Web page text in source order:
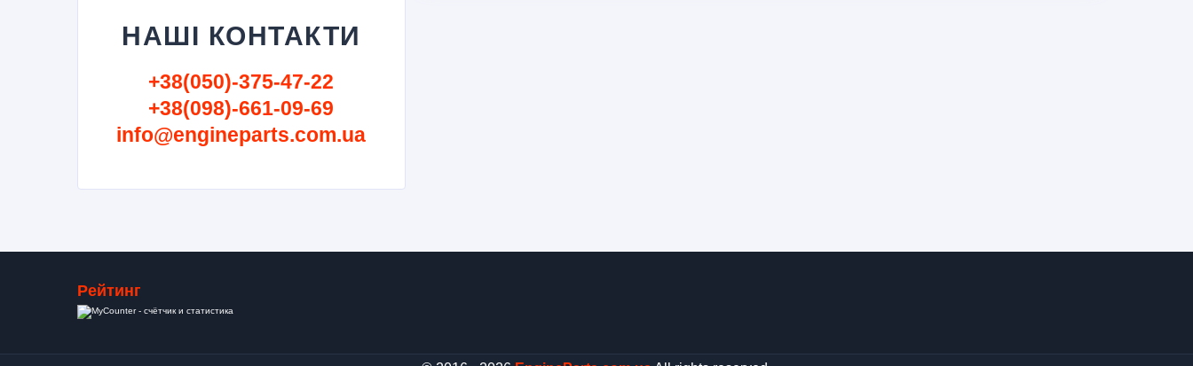
НАШІ КОНТАКТИ
+38(050)-375-47-22
+38(098)-661-09-69
info@engineparts.com.ua
Рейтинг